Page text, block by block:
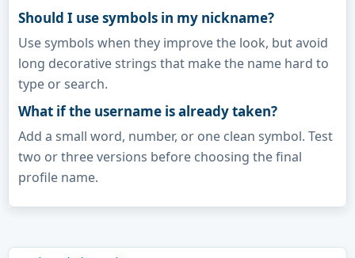
Should I use symbols in my nickname?
Use symbols when they improve the look, but avoid
long decorative strings that make the name hard to
type or search.
What if the username is already taken?
Add a small word, number, or one clean symbol. Test
two or three versions before choosing the final
profile name.